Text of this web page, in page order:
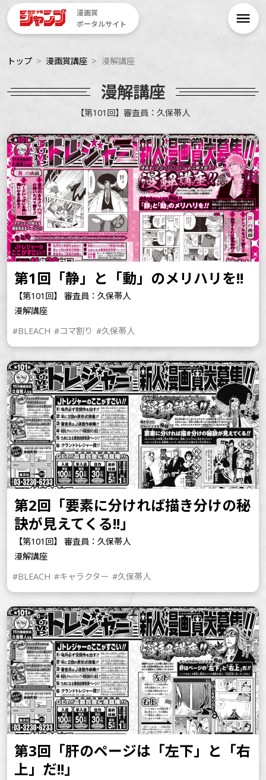
漫画賞
ポータルサイト
トップ 漫画賞講座 漫解講座
漫解講座
【第101回】審査員：久保帯人
第1回「静」と「動」のメリハリを!!
【第101回】 審査員：久保帯人
漫解講座
#BLEACH #コマ割り #久保帯人
第2回「要素に分ければ描き分けの秘
訣が見えてくる!!」
【第101回】 審査員：久保帯人
漫解講座
#BLEACH #キャラクター #久保帯人
第3回「肝のページは「左下」と「右
上」だ!!」